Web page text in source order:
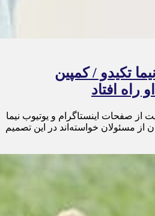
تکیدو / کمپین
راه افتاد
از صفحات اینستاگرام و یوتیوب نیما
از مسئولان خواسته‌اند در این تصمیم